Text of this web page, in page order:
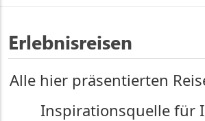
Erlebnisreisen
Alle hier präsentierten
Inspirationsquelle für